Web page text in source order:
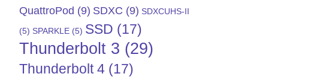
QuattroPod (9) SDXC (9) SDXCUHS-II
(5) SPARKLE (5) SSD (17)
Thunderbolt 3 (29)
Thunderbolt 4 (17)